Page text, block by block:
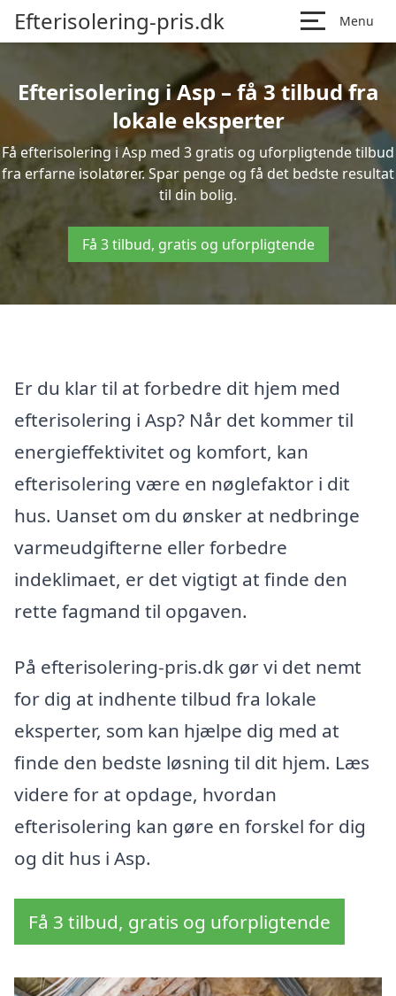
Efterisolering-pris.dk Menu
Efterisolering i Asp – få 3 tilbud fra
lokale eksperter
Få efterisolering i Asp med 3 gratis og uforpligtende tilbud
fra erfarne isolatører. Spar penge og få det bedste resultat
til din bolig.
Få 3 tilbud, gratis og uforpligtende
Er du klar til at forbedre dit hjem med
efterisolering i Asp? Når det kommer til
energieffektivitet og komfort, kan
efterisolering være en nøglefaktor i dit
hus. Uanset om du ønsker at nedbringe
varmeudgifterne eller forbedre
indeklimaet, er det vigtigt at finde den
rette fagmand til opgaven.
På efterisolering-pris.dk gør vi det nemt
for dig at indhente tilbud fra lokale
eksperter, som kan hjælpe dig med at
finde den bedste løsning til dit hjem. Læs
videre for at opdage, hvordan
efterisolering kan gøre en forskel for dig
og dit hus i Asp.
Få 3 tilbud, gratis og uforpligtende